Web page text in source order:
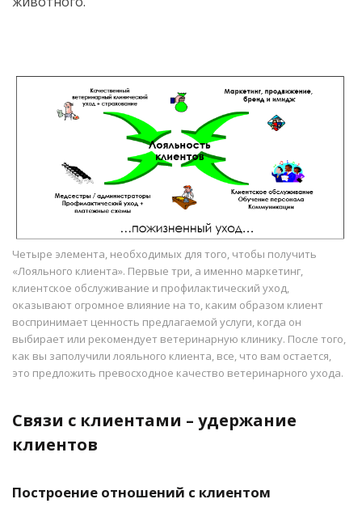
Четыре элемента, необходимых для того, чтобы получить
«Лояльного клиента». Первые три, а именно маркетинг,
клиентское обслуживание и профилактический уход,
оказывают огромное влияние на то, каким образом клиент
воспринимает ценность предлагаемой услуги, когда он
выбирает или рекомендует ветеринарную клинику. После того,
как вы заполучили лояльного клиента, все, что вам остается,
это предложить превосходное качество ветеринарного ухода.
Связи с клиентами – удержание
клиентов
Построение отношений с клиентом